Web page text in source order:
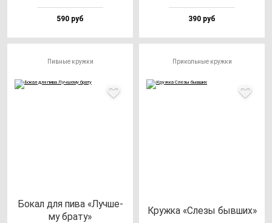
590 руб 390 руб
Пивные кружки
Бокал для пи­ва «Луч­ше­
му бра­ту»
Прикольные кружки
Круж­ка «Сле­зы быв­ших»